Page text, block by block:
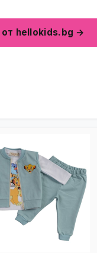
от hellokids.bg →